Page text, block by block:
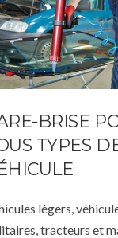
BRISE
TYPES
légers,
tracteurs et